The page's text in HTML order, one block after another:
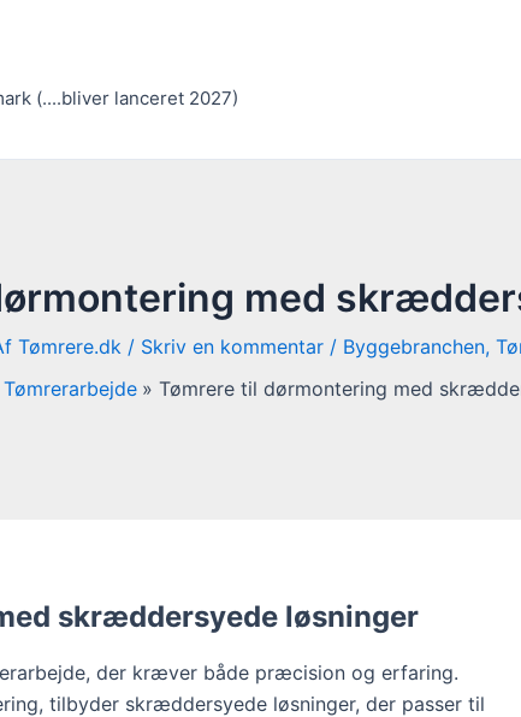
(....bliver lanceret 2027)
med
Tømrere.dk / Skriv en kommentar / Byggebranchen,
Tømrerarbejde Tømrere til dørmontering med
skræddersyede løsninger
der kræver både præcision og erfaring.
tilbyder skræddersyede løsninger, der passer til